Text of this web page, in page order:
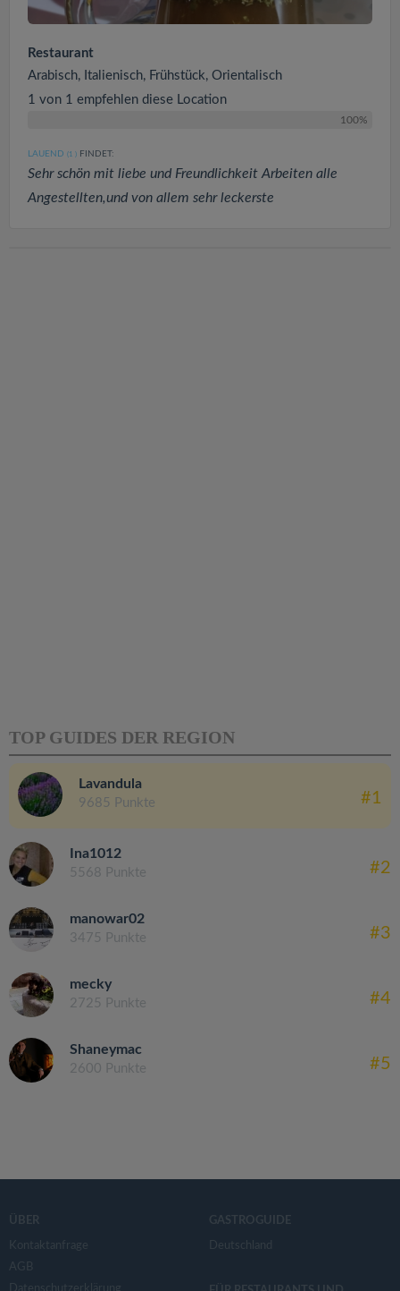
Restaurant
Arabisch, Italienisch, Frühstück, Orientalisch
1 von 1 empfehlen diese Location
100%
LAUEND (1 ) FINDET:
Sehr schön mit liebe und Freundlichkeit Arbeiten alle
Angestellten,und von allem sehr leckerste
TOP GUIDES DER REGION
Lavandula
9685 Punkte #1
Ina1012
5568 Punkte #2
manowar02
3475 Punkte #3
mecky
2725 Punkte #4
Shaneymac
2600 Punkte #5
ÜBER
Kontaktanfrage
AGB
GASTROGUIDE
Deutschland